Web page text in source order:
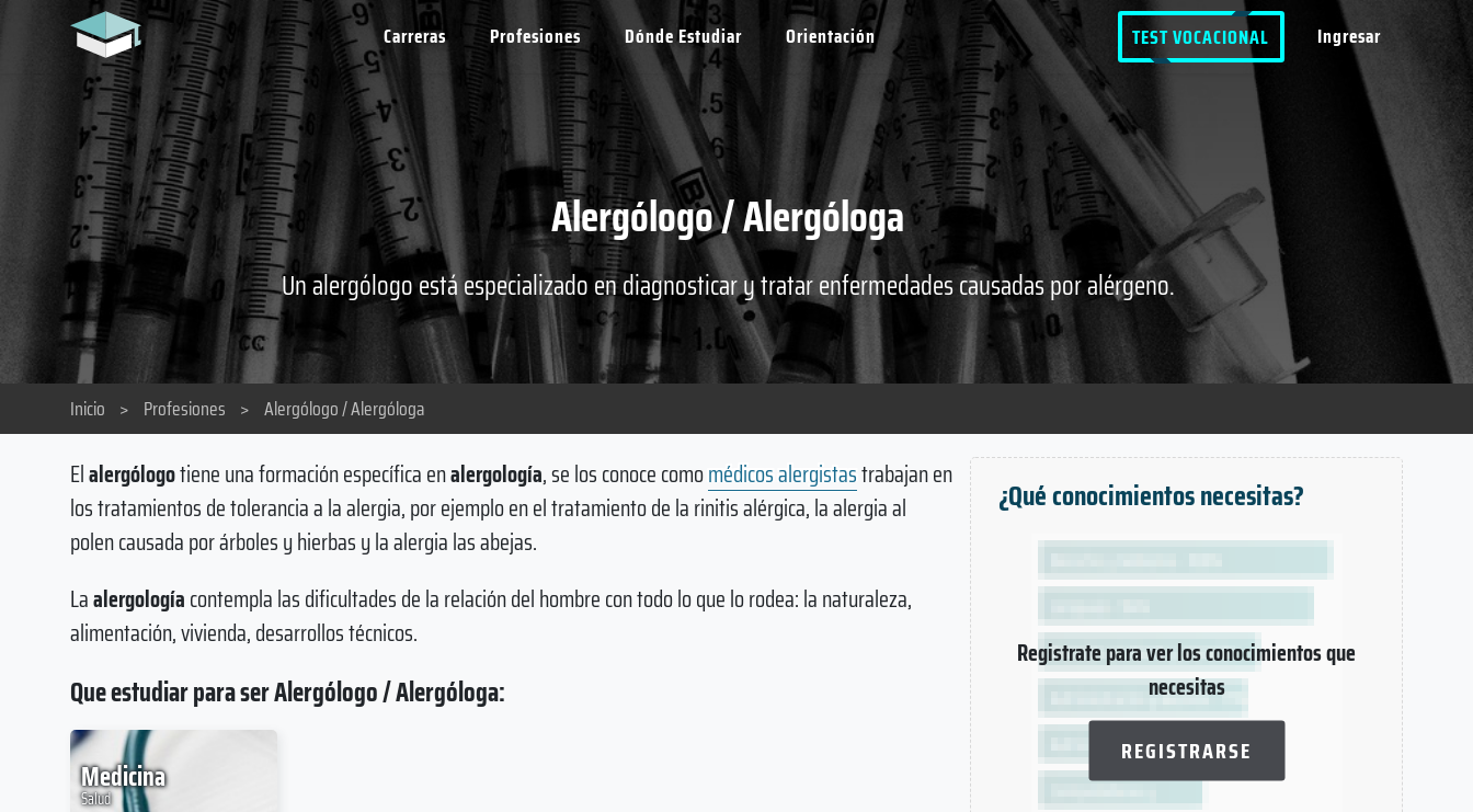
Carreras Profesiones Dónde Estudiar Orientación TEST VOCACIONAL Ingresar
Alergólogo / Alergóloga
Un alergólogo está especializado en diagnosticar y tratar enfermedades causadas por alérgeno.
Inicio > Profesiones > Alergólogo / Alergóloga
Elalergólogotiene una formación específica enalergología, se los conoce comomédicos alergistastrabajan en
los tratamientos de tolerancia a la alergia, por ejemplo en el tratamiento de la rinitis alérgica, la alergia al
polen causada por árboles y hierbas y la alergia las abejas.
Laalergologíacontempla las dificultades de la relación del hombre con todo lo que lo rodea: la naturaleza,
alimentación, vivienda, desarrollos técnicos.
Que estudiar para ser Alergólogo / Alergóloga:
Medicina
Salud
¿Qué conocimientos necesitas?
Registrate para ver los conocimientos que
necesitas
REGISTRARSE